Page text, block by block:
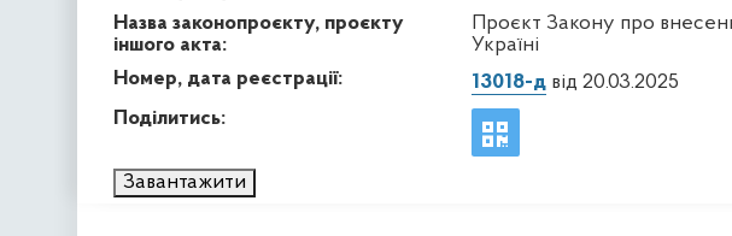
Назва законопроєкту, проєкту
іншого акта:
Проєкт Закону про
Україні
Номер, дата реєстрації:
13018-двід 20.03.2025
Поділитись:
Завантажити